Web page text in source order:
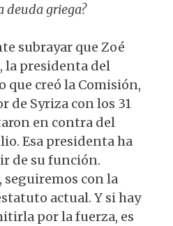
deuda griega?
subrayar que Zoé
presidenta del
que creó la Comisión,
de Syriza con los 31
en contra del
Esa presidenta ha
de su función.
con la
actual. Y si hay
por la fuerza, es